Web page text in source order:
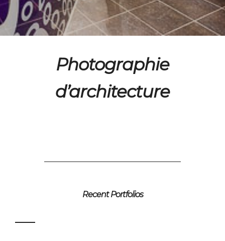
Photographie
d’architecture
Recent Portfolios